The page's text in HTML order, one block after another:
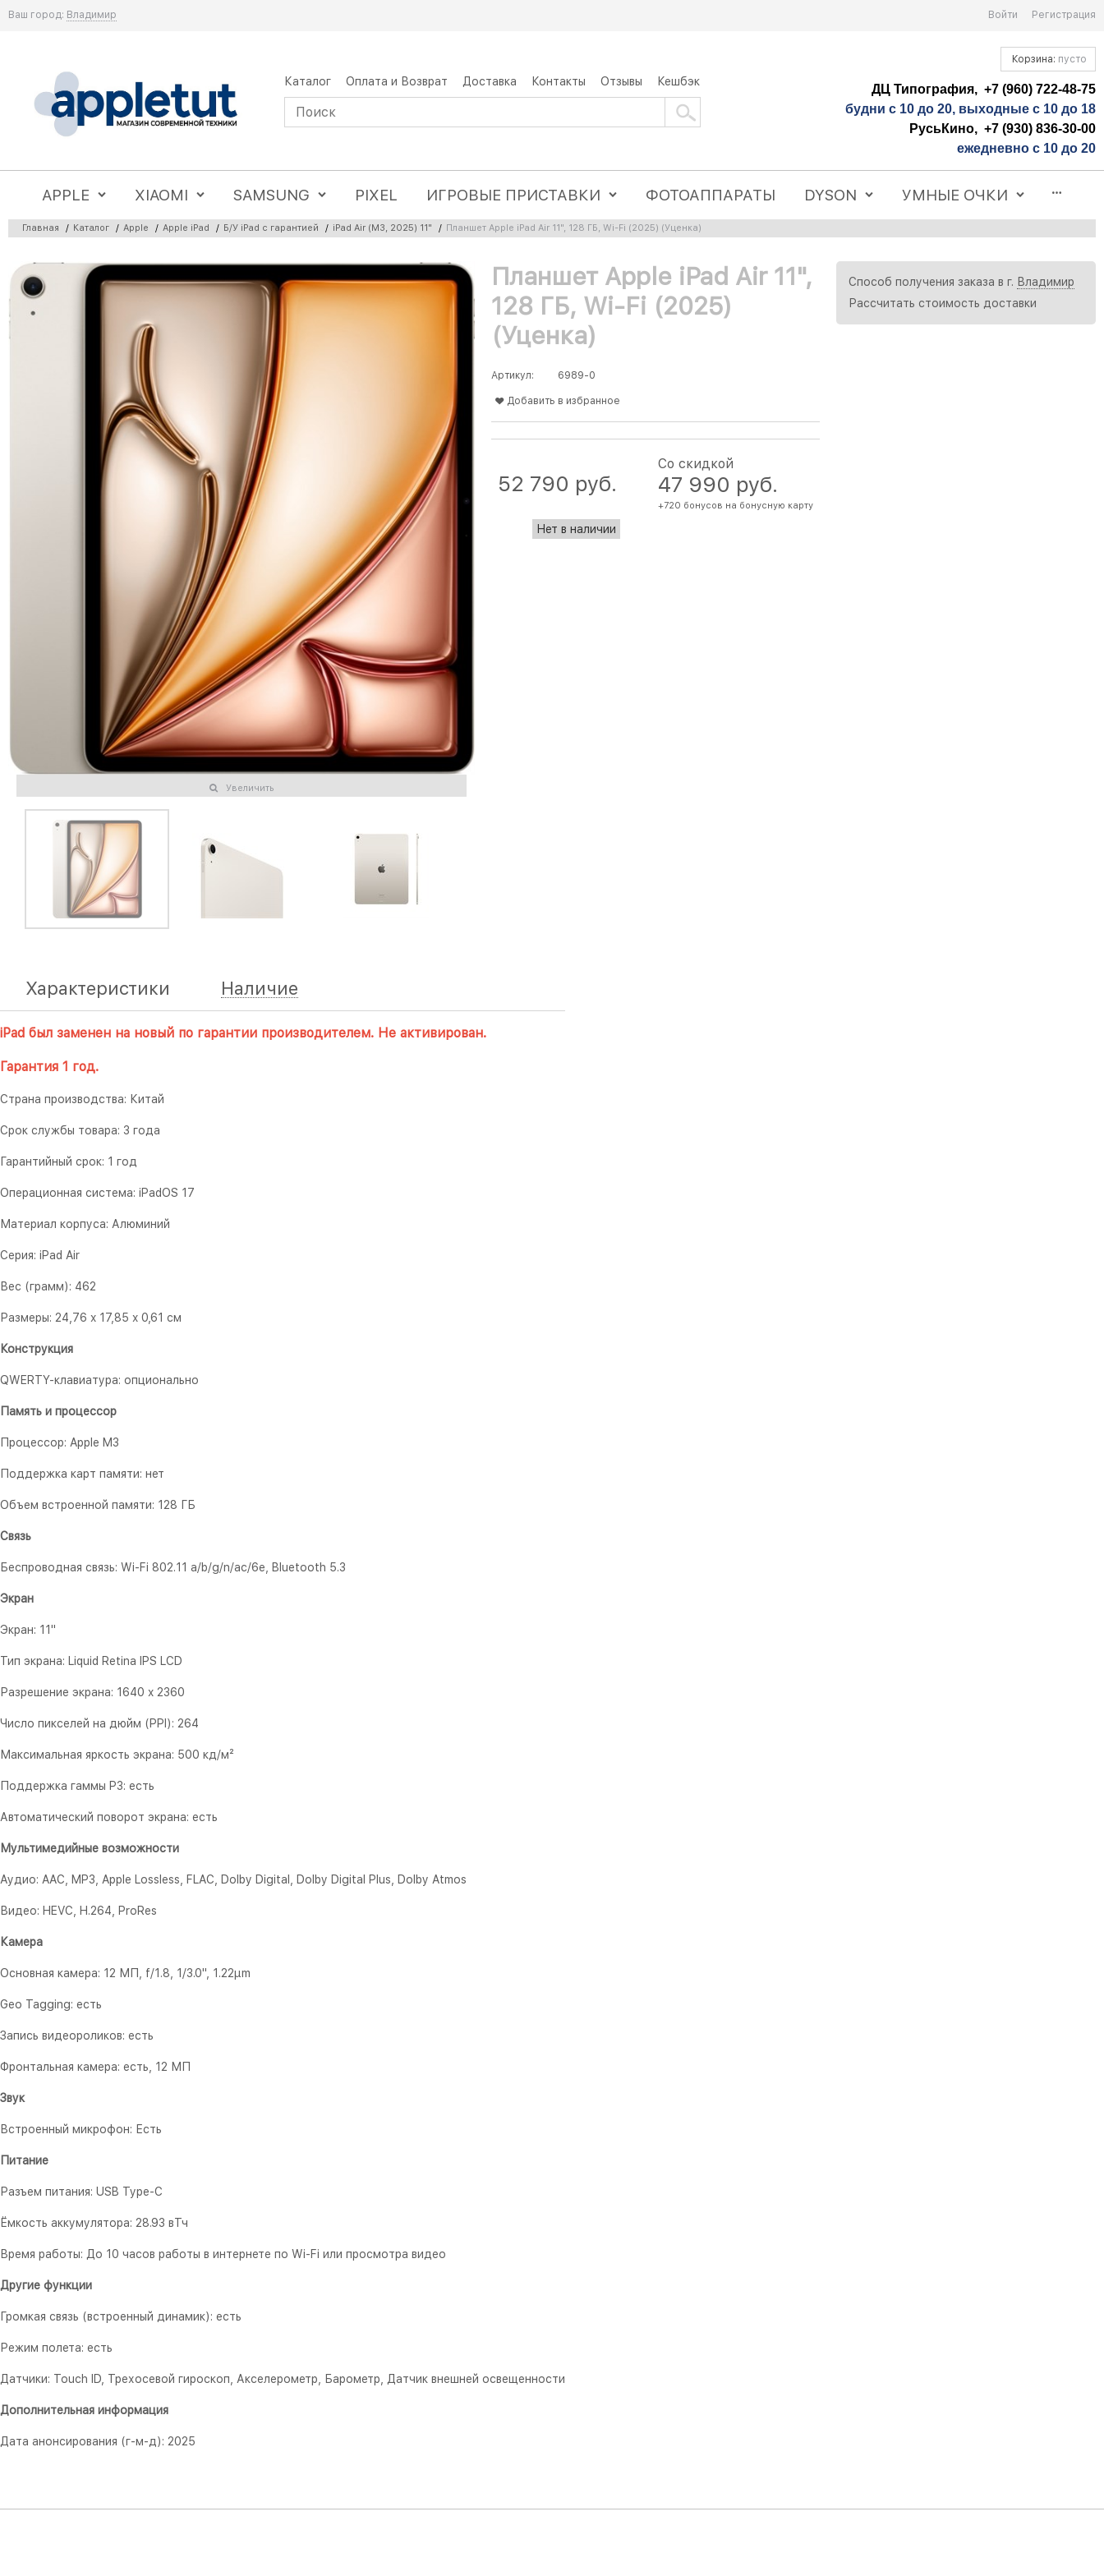
Ваш город: Владимир Войти Регистрация
Каталог Оплата и Возврат Доставка Контакты Отзывы Кешбэк
Корзина: пусто
ДЦ Типография, +7 (960) 722-48-75
будни с 10 до 20, выходные с 10 до 18
РусьКино, +7 (930) 836-30-00
ежедневно с 10 до 20
APPLE XIAOMI SAMSUNG PIXEL ИГРОВЫЕ ПРИСТАВКИ ФОТОАППАРАТЫ DYSON УМНЫЕ ОЧКИ
Главная / Каталог / Apple / Apple iPad / Б/У iPad с гарантией / iPad Air (M3, 2025) 11" / Планшет Apple iPad Air 11", 128 ГБ, Wi-Fi (2025) (Уценка)
Увеличить
Планшет Apple iPad Air 11",
128 ГБ, Wi-Fi (2025)
(Уценка)
Артикул: 6989-0
Добавить в избранное
47 990 руб.
+720 бонусов на бонусную карту
Со скидкой
52 790 руб.
Нет в наличии
Способ получения заказа в г. Владимир
Рассчитать стоимость доставки
Характеристики Наличие
iPad был заменен на новый по гарантии производителем. Не активирован.
Гарантия 1 год.
Страна производства: Китай
Срок службы товара: 3 года
Гарантийный срок: 1 год
Операционная система: iPadOS 17
Материал корпуса: Алюминий
Серия: iPad Air
Вес (грамм): 462
Размеры: 24,76 x 17,85 x 0,61 см
Конструкция
QWERTY-клавиатура: опционально
Память и процессор
Процессор: Apple M3
Поддержка карт памяти: нет
Объем встроенной памяти: 128 ГБ
Связь
Беспроводная связь: Wi-Fi 802.11 a/b/g/n/ac/6e, Bluetooth 5.3
Экран
Экран: 11"
Тип экрана: Liquid Retina IPS LCD
Разрешение экрана: 1640 x 2360
Число пикселей на дюйм (PPI): 264
Максимальная яркость экрана: 500 кд/м²
Поддержка гаммы P3: есть
Автоматический поворот экрана: есть
Мультимедийные возможности
Аудио: AAC, MP3, Apple Lossless, FLAC, Dolby Digital, Dolby Digital Plus, Dolby Atmos
Видео: HEVC, H.264, ProRes
Камера
Основная камера: 12 МП, f/1.8, 1/3.0", 1.22µm
Geo Tagging: есть
Запись видеороликов: есть
Фронтальная камера: есть, 12 МП
Звук
Встроенный микрофон: Есть
Питание
Разъем питания: USB Type-C
Ёмкость аккумулятора: 28.93 вТч
Время работы: До 10 часов работы в интернете по Wi‑Fi или просмотра видео
Другие функции
Громкая связь (встроенный динамик): есть
Режим полета: есть
Датчики: Touch ID, Трехосевой гироскоп, Акселерометр, Барометр, Датчик внешней освещенности
Дополнительная информация
Дата анонсирования (г-м-д): 2025